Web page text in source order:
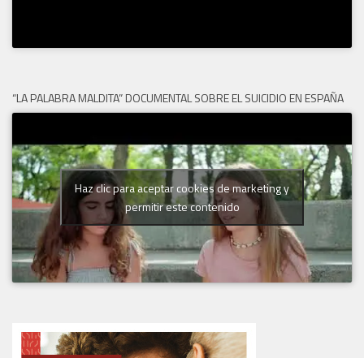
“LA PALABRA MALDITA” DOCUMENTAL SOBRE EL SUICIDIO EN ESPAÑA
Haz clic para aceptar cookies de marketing y
permitir este contenido